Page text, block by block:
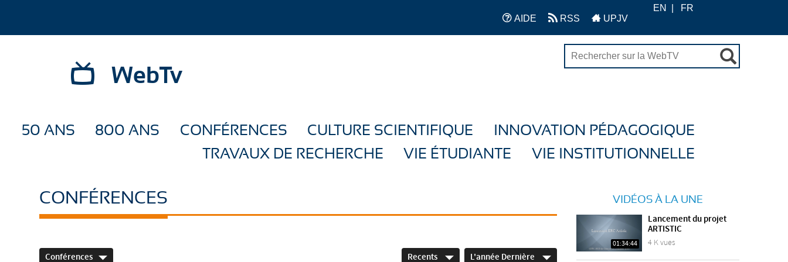
AIDE RSS UPJV
EN FR
WebTv
50 ANS 800 ANS CONFÉRENCES CULTURE SCIENTIFIQUE
INNOVATION PÉDAGOGIQUE
TRAVAUX DE RECHERCHE
VIE ÉTUDIANTE VIE INSTITUTIONNELLE
CONFÉRENCES
Conférences Recents L'année Dernière
VIDÉOS À LA UNE
01:34:44
Lancement du projet
ARTISTIC
4 K vues